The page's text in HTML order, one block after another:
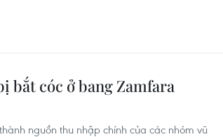
bắt cóc ở bang Zamfara
nguồn thu nhập chính của các nhóm vũ